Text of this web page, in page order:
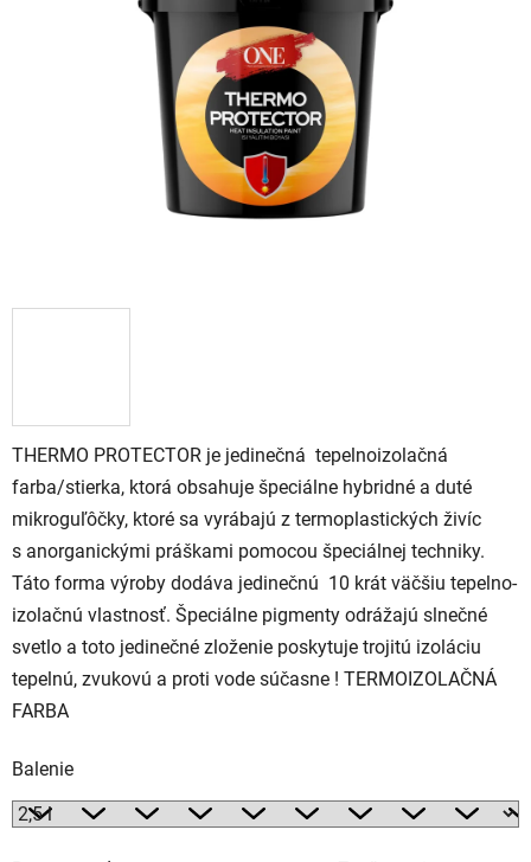
THERMO PROTECTOR je jedinečná tepelnoizolačná
farba/stierka, ktorá obsahuje špeciálne hybridné a duté
mikroguľôčky, ktoré sa vyrábajú z termoplastických živíc
s anorganickými práškami pomocou špeciálnej techniky.
Táto forma výroby dodáva jedinečnú 10 krát väčšiu tepelno-
izolačnú vlastnosť. Špeciálne pigmenty odrážajú slnečné
svetlo a toto jedinečné zloženie poskytuje trojitú izoláciu
tepelnú, zvukovú a proti vode súčasne ! TERMOIZOLAČNÁ
FARBA
Balenie